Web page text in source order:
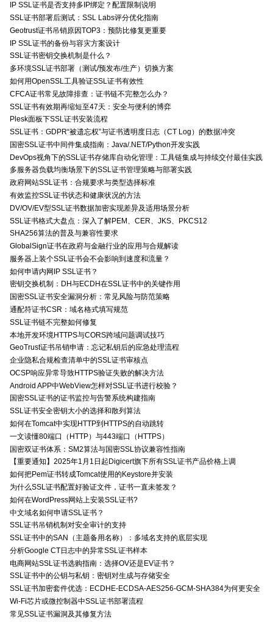
IP SSL证书是否支持多IP绑定？配置限制说明
SSL证书部署后测试：SSL Labs评分优化指南
Geotrust证书吊销原因TOP3：预防比修复更重要
IP SSL证书的备份与容灾方案设计
SSL证书密钥交换机制是什么？
多环境SSL证书部署（测试/预发布/生产）切换方案
如何用OpenSSL工具验证SSL证书有效性
CFCA证书常见故障排查：证书链不完整怎么办？
SSL证书有效期再缩短至47天：安全与便利的博弈
Plesk面板下SSL证书安装流程
SSL证书：GDPR“被遗忘权”与证书透明度日志（CT Log）的数据冲突
国密SSL证书中间件集成指南：Java/.NET/Python开发实践
DevOps视角下的SSL证书存储库自动化管理：工具链集成与持续交付最佳实践
多服务器负载均衡场景下的SSL证书管理策略与部署实践
政府网站SSL证书：合规要求与类型选择标准
有效监控SSL证书状态和健康状况的方法
DV/OV/EV型SSL证书数据加密实现差异及适用场景分析
SSL证书格式大盘点：深入了解PEM、CER、JKS、PKCS12
SHA256算法的普及与兼容性要求
GlobalSign证书在政府与金融行业的应用与合规解读
服务器上装个SSL证书会不会影响到速度和流量？
如何申请内网IP SSL证书？
密钥交换机制：DH与ECDH在SSL证书中的关键作用
国密SSL证书安全漏洞分析：常见风险与防范策略
通配符证书CSR：域名格式填写规范
SSL证书链不完整如何修复
本地开发环境HTTPS与CORS跨域问题调试技巧
GeoTrust证书吊销申请：忘记私钥后的应急处理流程
企业隐私合规检查清单中的SSL证书审核点
OCSP响应异常导致HTTPS验证失败的解决方法
Android APP中WebView怎样对SSL证书进行校验？
国密SSL证书的证书监控与告警系统构建指南
SSL证书安全密钥大小的选择和散列算法
如何在Tomcat中实现HTTP到HTTPS的自动跳转
一文读懂80端口（HTTP）与443端口（HTTPS）
国密双证书体系：SM2算法与国密SSL协议兼容性指南
【重要通知】2025年1月1日起Digicert旗下所有SSL证书产品价格上调
如何把Pem证书转成Tomcat使用的Keystore并安装
为什么SSL证书配置好验证文件，证书一直未签发？
如何在WordPress网站上安装SSL证书?
中文域名如何申请SSL证书？
SSL证书吊销机制对安全审计的支持
SSL证书中的SAN（主题备用名称）：多域名支持的底层实现
分析Google CT日志中的异常SSL证书样本
电商网站SSL证书选购指南：选择OV还是EV证书？
SSL证书中的公钥与私钥：密钥对生成与存储安全
SSL证书加密套件优选：ECDHE-ECDSA-AES256-GCM-SHA384为何更安全
Wi-Fi芯片或微控制器中SSL证书部署流程
常见SSL证书漏洞及其修复方法